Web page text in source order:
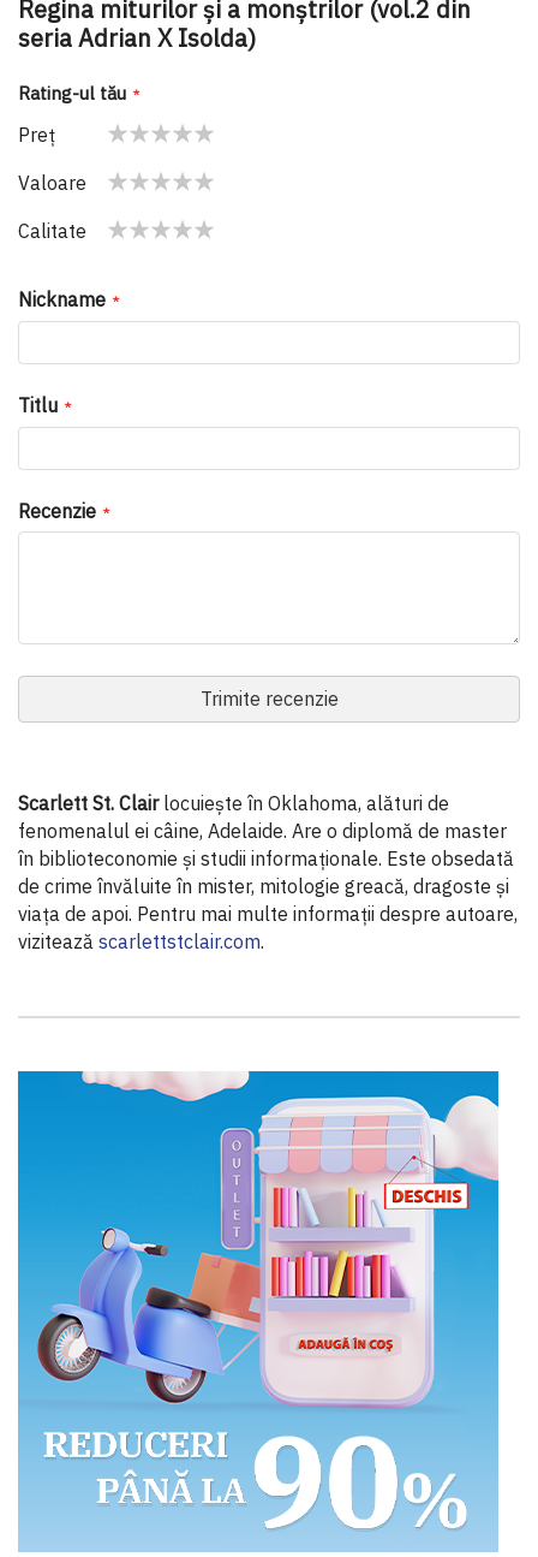
Regina miturilor și a monștrilor (vol.2 din
seria Adrian X Isolda)
Rating-ul tău
Preţ
star
stars
stars
stars
stars
Valoare
star
stars
stars
stars
stars
Calitate
Nickname
Titlu
Recenzie
Trimite recenzie
Scarlett St. Clairlocuiește în Oklahoma, alături de
fenomenalul ei câine, Adelaide. Are o diplomă de master
în biblioteconomie și studii informaționale. Este obsedată
de crime învăluite în mister, mitologie greacă, dragoste și
viața de apoi. Pentru mai multe informații despre autoare,
vizitează scarlettstclair.com.